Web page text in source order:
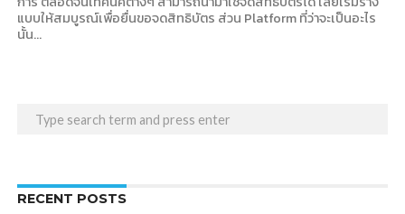
แบบให้สมบูรณ์เพื่อยื่นขอจดสิทธิบัตร ส่วน Platform ที่ว่าจะเป็นอะไร
นั้น...
RECENT POSTS